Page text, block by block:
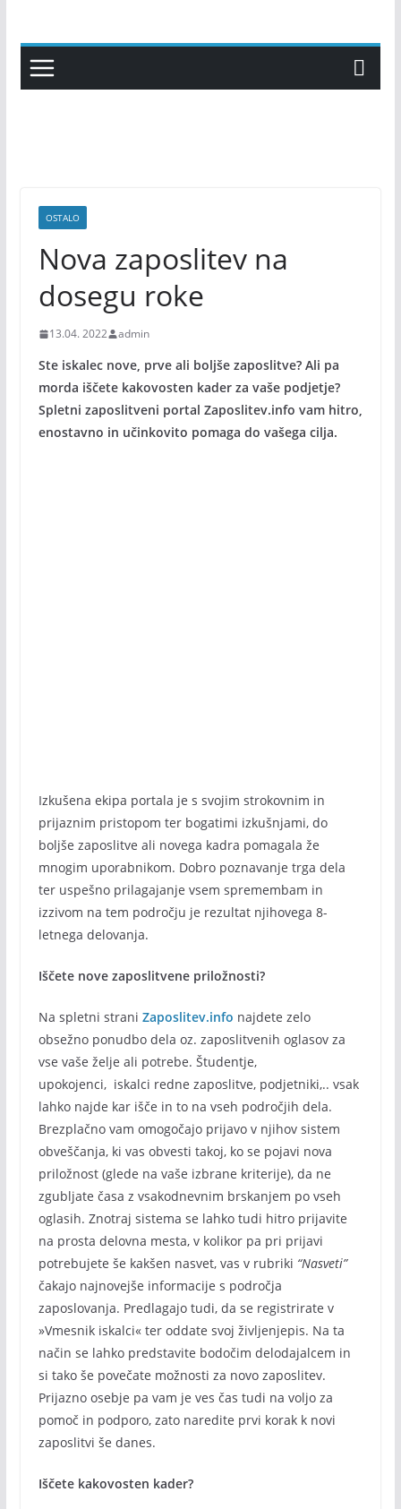
content
OSTALO
Nova zaposlitev na
dosegu roke
13.04. 2022 admin
Ste iskalec nove, prve ali boljše zaposlitve? Ali pa
morda iščete kakovosten kader za vaše podjetje?
Spletni zaposlitveni portal Zaposlitev.info vam hitro,
enostavno in učinkovito pomaga do vašega cilja.
Izkušena ekipa portala je s svojim strokovnim in
prijaznim pristopom ter bogatimi izkušnjami, do
boljše zaposlitve ali novega kadra pomagala že
mnogim uporabnikom. Dobro poznavanje trga dela
ter uspešno prilagajanje vsem spremembam in
izzivom na tem področju je rezultat njihovega 8-
letnega delovanja.
Iščete nove zaposlitvene priložnosti?
Na spletni strani Zaposlitev.info najdete zelo
obsežno ponudbo dela oz. zaposlitvenih oglasov za
vse vaše želje ali potrebe. Študentje,
upokojenci, iskalci redne zaposlitve, podjetniki,.. vsak
lahko najde kar išče in to na vseh področjih dela.
Brezplačno vam omogočajo prijavo v njihov sistem
obveščanja, ki vas obvesti takoj, ko se pojavi nova
priložnost (glede na vaše izbrane kriterije), da ne
zgubljate časa z vsakodnevnim brskanjem po vseh
oglasih. Znotraj sistema se lahko tudi hitro prijavite
na prosta delovna mesta, v kolikor pa pri prijavi
potrebujete še kakšen nasvet, vas v rubriki “Nasveti”
čakajo najnovejše informacije s področja
zaposlovanja. Predlagajo tudi, da se registrirate v
»Vmesnik iskalci« ter oddate svoj življenjepis. Na ta
način se lahko predstavite bodočim delodajalcem in
si tako še povečate možnosti za novo zaposlitev.
Prijazno osebje pa vam je ves čas tudi na voljo za
pomoč in podporo, zato naredite prvi korak k novi
zaposlitvi še danes.
Iščete kakovosten kader?